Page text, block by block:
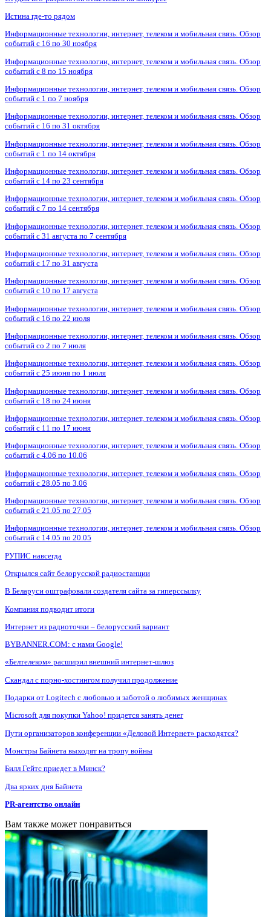
Истина где-то рядом
Информационные технологии, интернет, телеком и мобильная связь. Обзор
событий с 16 по 30 ноября
Информационные технологии, интернет, телеком и мобильная связь. Обзор
событий с 8 по 15 ноября
Информационные технологии, интернет, телеком и мобильная связь. Обзор
событий с 1 по 7 ноября
Информационные технологии, интернет, телеком и мобильная связь. Обзор
событий с 16 по 31 октября
Информационные технологии, интернет, телеком и мобильная связь. Обзор
событий с 1 по 14 октября
Информационные технологии, интернет, телеком и мобильная связь. Обзор
событий с 14 по 23 сентября
Информационные технологии, интернет, телеком и мобильная связь. Обзор
событий с 7 по 14 сентября
Информационные технологии, интернет, телеком и мобильная связь. Обзор
событий с 31 августа по 7 сентября
Информационные технологии, интернет, телеком и мобильная связь. Обзор
событий с 17 по 31 августа
Информационные технологии, интернет, телеком и мобильная связь. Обзор
событий с 10 по 17 августа
Информационные технологии, интернет, телеком и мобильная связь. Обзор
событий с 16 по 22 июля
Информационные технологии, интернет, телеком и мобильная связь. Обзор
событий со 2 по 7 июля
Информационные технологии, интернет, телеком и мобильная связь. Обзор
событий с 25 июня по 1 июля
Информационные технологии, интернет, телеком и мобильная связь. Обзор
событий с 18 по 24 июня
Информационные технологии, интернет, телеком и мобильная связь. Обзор
событий с 11 по 17 июня
Информационные технологии, интернет, телеком и мобильная связь. Обзор
событий с 4.06 по 10.06
Информационные технологии, интернет, телеком и мобильная связь. Обзор
событий с 28.05 по 3.06
Информационные технологии, интернет, телеком и мобильная связь. Обзор
событий с 21.05 по 27.05
Информационные технологии, интернет, телеком и мобильная связь. Обзор
событий с 14.05 по 20.05
РУПИС навсегда
Открылся сайт белорусской радиостанции
В Беларуси оштрафовали создателя сайта за гиперссылку
Компания подводит итоги
Интернет из радиоточки – белорусский вариант
BYBANNER.COM: c нами Google!
«Белтелеком» расширил внешний интернет-шлюз
Скандал с порно-хостингом получил продолжение
Подарки от Logitech с любовью и заботой о любимых женщинах
Microsoft для покупки Yahoo! придется занять денег
Пути организаторов конференции «Деловой Интернет» расходятся?
Монстры Байнета выходят на тропу войны
Билл Гейтс приедет в Минск?
Два ярких дня Байнета
PR-агентство онлайн
Вам также может понравиться